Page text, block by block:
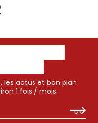
les actus et bon plan
1 fois / mois.